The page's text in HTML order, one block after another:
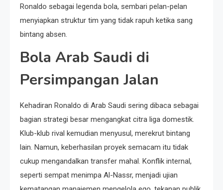
Ronaldo sebagai legenda bola, sembari pelan-pelan
menyiapkan struktur tim yang tidak rapuh ketika sang
bintang absen.
Bola Arab Saudi di
Persimpangan Jalan
Kehadiran Ronaldo di Arab Saudi sering dibaca sebagai
bagian strategi besar mengangkat citra liga domestik.
Klub-klub rival kemudian menyusul, merekrut bintang
lain. Namun, keberhasilan proyek semacam itu tidak
cukup mengandalkan transfer mahal. Konflik internal,
seperti sempat menimpa Al-Nassr, menjadi ujian